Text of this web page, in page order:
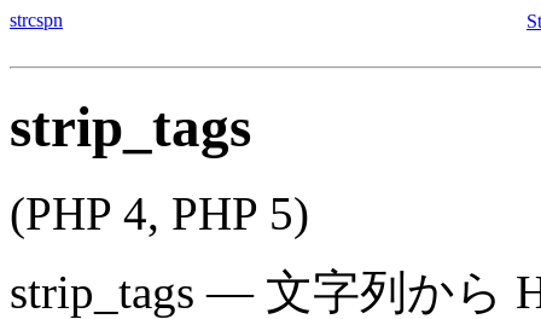
strcspn
strip_tags
(PHP 4, PHP 5)
strip_tags — 文字列から